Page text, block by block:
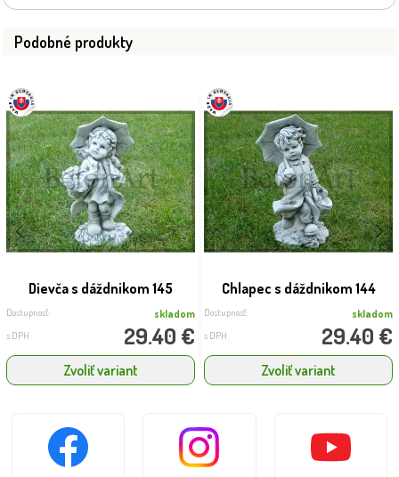
Podobné produkty
Dievča s dáždnikom 145
Dostupnosť: skladom
s DPH 29.40 €
Zvoliť variant
Chlapec s dáždnikom 144
Dostupnosť: skladom
s DPH 29.40 €
Zvoliť variant